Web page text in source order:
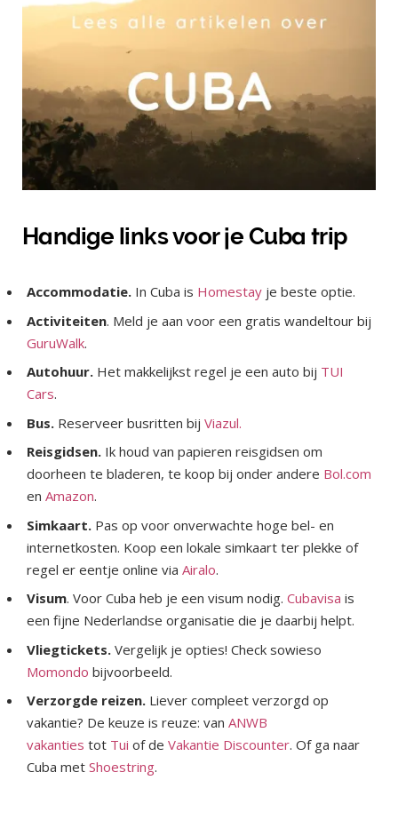
Handige links voor je Cuba trip
Accommodatie. In Cuba is Homestay je beste optie.
Activiteiten. Meld je aan voor een gratis wandeltour bij
GuruWalk.
Autohuur. Het makkelijkst regel je een auto bij TUI
Cars.
Bus. Reserveer busritten bij Viazul.
Reisgidsen. Ik houd van papieren reisgidsen om
doorheen te bladeren, te koop bij onder andere Bol.com
en Amazon.
Simkaart. Pas op voor onverwachte hoge bel- en
internetkosten. Koop een lokale simkaart ter plekke of
regel er eentje online via Airalo.
Visum. Voor Cuba heb je een visum nodig. Cubavisa is
een fijne Nederlandse organisatie die je daarbij helpt.
Vliegtickets. Vergelijk je opties! Check sowieso
Momondo bijvoorbeeld.
Verzorgde reizen. Liever compleet verzorgd op
vakantie? De keuze is reuze: van ANWB
vakanties tot Tui of de Vakantie Discounter. Of ga naar
Cuba met Shoestring.